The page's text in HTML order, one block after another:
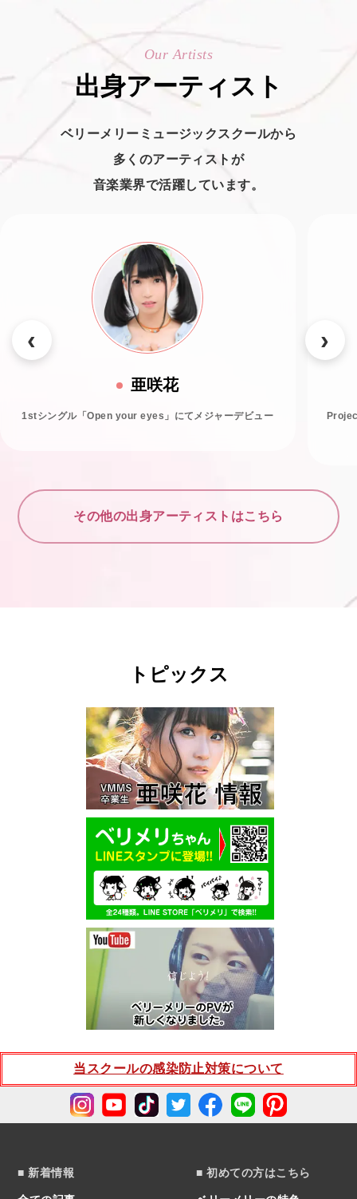
Our Artists
出身アーティスト
ベリーメリーミュージックスクールから
多くのアーティストが
音楽業界で活躍しています。
亜咲花
1stシングル「Open your eyes」にてメジャーデビュー
その他の出身アーティストはこちら
トピックス
当スクールの感染防止対策について
■ 新着情報 ■ 初めての方はこちら